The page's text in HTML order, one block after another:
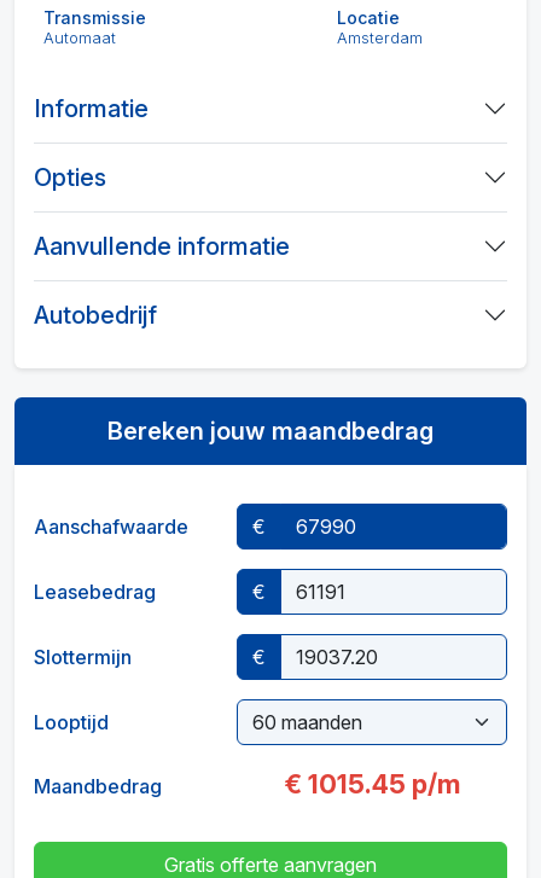
Transmissie
Automaat
Locatie
Amsterdam
Informatie
Opties
Aanvullende informatie
Autobedrijf
Bereken jouw maandbedrag
Aanschafwaarde €
Leasebedrag €
Slottermijn €
Looptijd
Maandbedrag € 1015.45 p/m
Gratis offerte aanvragen